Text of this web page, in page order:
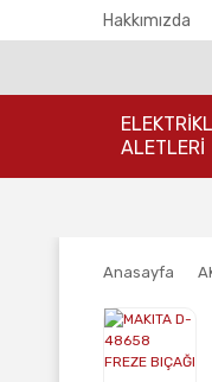
Hakkımızda
ALETLERİ
Anasayfa